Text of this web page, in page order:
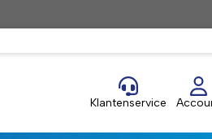
Klantenservice